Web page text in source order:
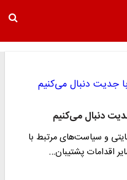
دنبال می‌کنیم
و سیاست‌های مرتبط با
اقدامات پشتیبان…